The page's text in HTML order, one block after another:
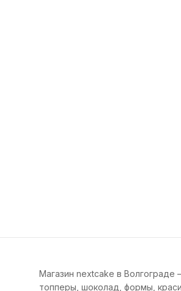
Магазин nextcake в
топперы, шоколад, формы,